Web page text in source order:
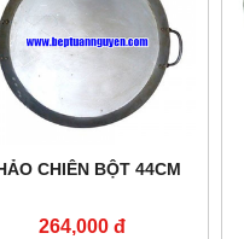
CHIÊN BỘT 44CM
264,000 đ